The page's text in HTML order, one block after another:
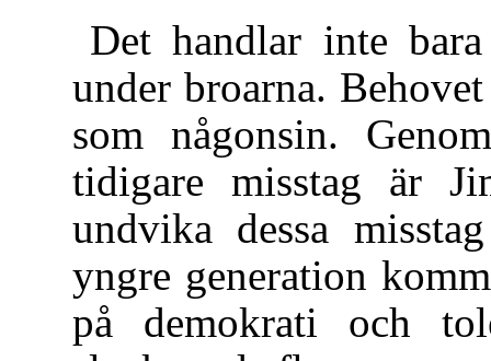
Det handlar inte
under broarna.
som någonsin.
tidigare misstag är
undvika dessa
yngre generation
på demokrati och